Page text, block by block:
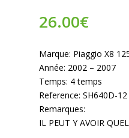
26.00€
Marque: Piaggio X8
Année: 2002 – 2007
Temps: 4 temps
Reference: SH640D-12
Remarques:
IL PEUT Y AVOIR